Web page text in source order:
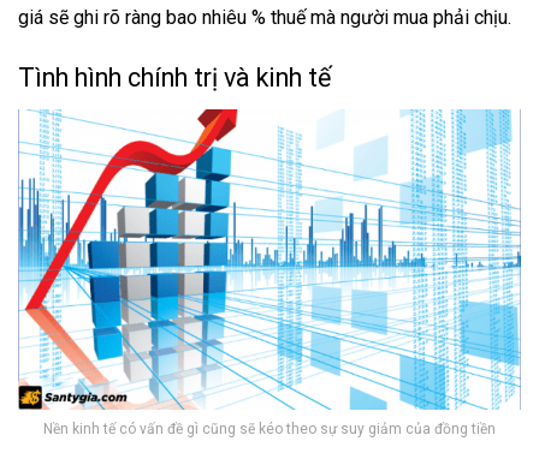
giá sẽ ghi rõ ràng bao nhiêu % thuế mà người mua phải chịu.
Tình hình chính trị và kinh tế
Nền kinh tế có vấn đề gì cũng sẽ kéo theo sự suy giảm của đồng tiền